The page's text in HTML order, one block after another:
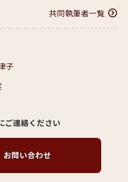
共同執筆者一覧
子
ご連絡ください
お問い合わせ